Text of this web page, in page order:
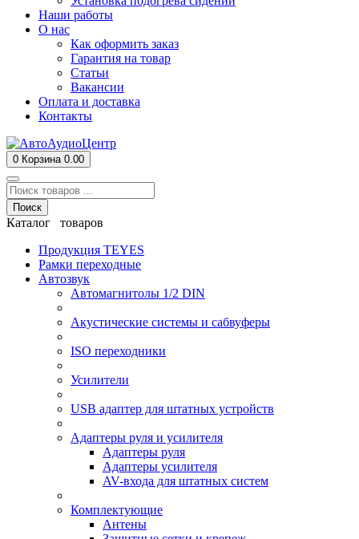
Наши работы
О нас
Как оформить заказ
Гарантия на товар
Статьи
Вакансии
Оплата и доставка
Контакты
0 Корзина 0.00
Поиск
Каталог товаров
Продукция TEYES
Рамки переходные
Автозвук
Автомагнитолы 1/2 DIN
Акустические системы и сабвуферы
ISO переходники
Усилители
USB адаптер для штатных устройств
Адаптеры руля и усилителя
Адаптеры руля
Адаптеры усилителя
AV-входа для штатных систем
Комплектующие
Антены